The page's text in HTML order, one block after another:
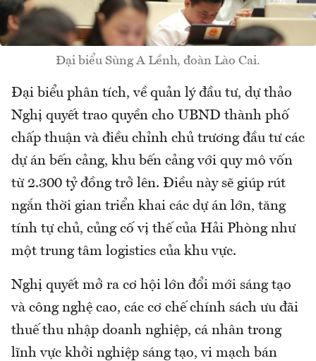
Đại biểu Sùng A Lềnh, đoàn Lào Cai.
Đại biểu phân tích, về quản lý đầu tư, dự thảo
Nghị quyết trao quyền cho UBND thành phố
chấp thuận và điều chỉnh chủ trương đầu tư các
dự án bến cảng, khu bến cảng với quy mô vốn
từ 2.300 tỷ đồng trở lên. Điều này sẽ giúp rút
ngắn thời gian triển khai các dự án lớn, tăng
tính tự chủ, củng cố vị thế của Hải Phòng như
một trung tâm logistics của khu vực.
Nghị quyết mở ra cơ hội lớn đổi mới sáng tạo
và công nghệ cao, các cơ chế chính sách ưu đãi
thuế thu nhập doanh nghiệp, cá nhân trong
lĩnh vực khởi nghiệp sáng tạo, vi mạch bán